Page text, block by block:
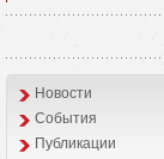
Новости
События
Публикации